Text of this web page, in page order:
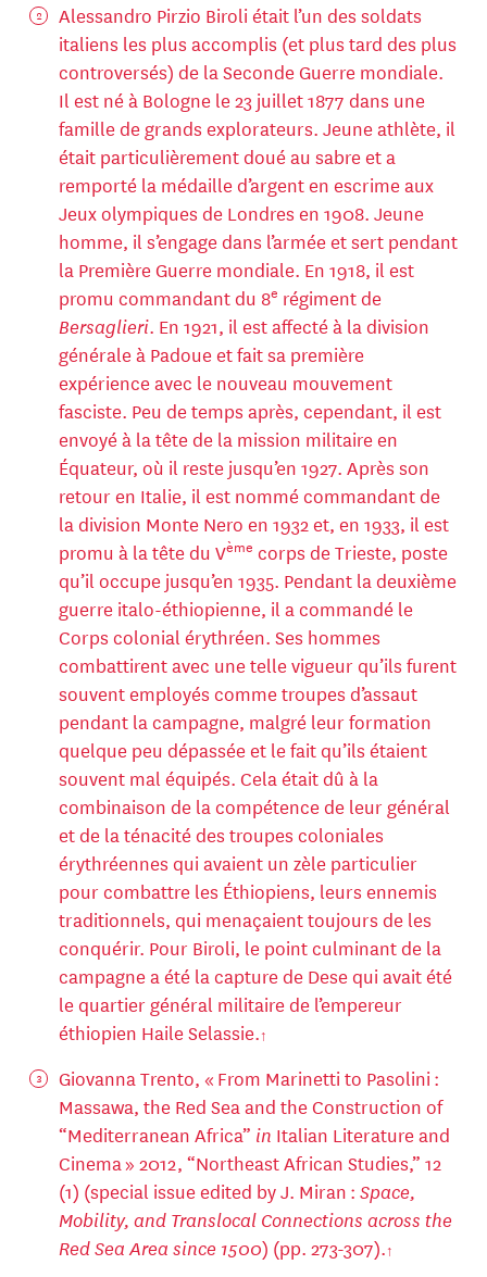
Alessandro Pirzio Biroli était l’un des soldats
italiens les plus accomplis (et plus tard des plus
controversés) de la Seconde Guerre mondiale.
Il est né à Bologne le 23 juillet 1877 dans une
famille de grands explorateurs. Jeune athlète, il
était particulièrement doué au sabre et a
remporté la médaille d’argent en escrime aux
Jeux olympiques de Londres en 1908. Jeune
homme, il s’engage dans l’armée et sert pendant
la Première Guerre mondiale. En 1918, il est
promu commandant du 8e régiment de
Bersaglieri. En 1921, il est affecté à la division
générale à Padoue et fait sa première
expérience avec le nouveau mouvement
fasciste. Peu de temps après, cependant, il est
envoyé à la tête de la mission militaire en
Équateur, où il reste jusqu’en 1927. Après son
retour en Italie, il est nommé commandant de
la division Monte Nero en 1932 et, en 1933, il est
promu à la tête du Vème corps de Trieste, poste
qu’il occupe jusqu’en 1935. Pendant la deuxième
guerre italo-éthiopienne, il a commandé le
Corps colonial érythréen. Ses hommes
combattirent avec une telle vigueur qu’ils furent
souvent employés comme troupes d’assaut
pendant la campagne, malgré leur formation
quelque peu dépassée et le fait qu’ils étaient
souvent mal équipés. Cela était dû à la
combinaison de la compétence de leur général
et de la ténacité des troupes coloniales
érythréennes qui avaient un zèle particulier
pour combattre les Éthiopiens, leurs ennemis
traditionnels, qui menaçaient toujours de les
conquérir. Pour Biroli, le point culminant de la
campagne a été la capture de Dese qui avait été
le quartier général militaire de l’empereur
éthiopien Haile Selassie.
Giovanna Trento, « From Marinetti to Pasolini :
Massawa, the Red Sea and the Construction of
“Mediterranean Africa” in Italian Literature and
Cinema » 2012, “Northeast African Studies,” 12
(1) (special issue edited by J. Miran : Space,
Mobility, and Translocal Connections across the
Red Sea Area since 1500) (pp. 273-307).